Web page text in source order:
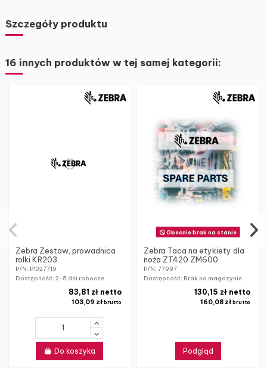
Szczegóły produktu
16 innych produktów w tej samej kategorii:
Zebra Zestaw, prowadnica
rolki KR203
P/N: P1027719
Dostępność: 2-5 dni robocze
103,09 złbrutto
83,81 zł netto
Do koszyka
Obecnie brak na stanie
Zebra Taca na etykiety dla
noża ZT420 ZM600
P/N: 77997
Dostępność: Brak na magazynie
160,08 zł brutto
130,15 zł netto
Podgląd